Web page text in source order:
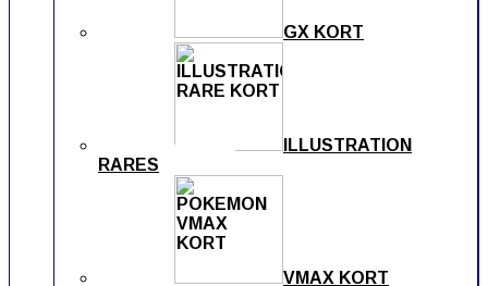
GX KORT
ILLUSTRATION
RARES
VMAX KORT